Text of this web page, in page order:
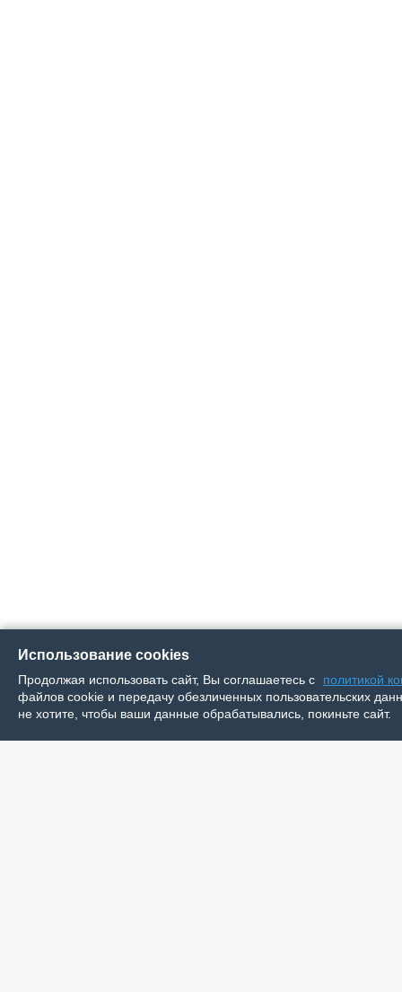
Использование cookies
Продолжая использовать сайт, Вы соглашаетесь с
политикой
файлов cookie и передачу обезличенных пользовательских
не хотите, чтобы ваши данные обрабатывались, покиньте сайт.